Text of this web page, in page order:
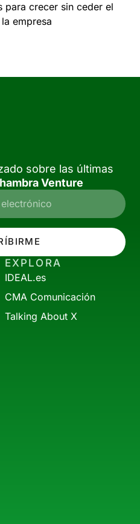
para crecer sin ceder el
empresa
sobre las últimas
Venture
EXPLORA
IDEAL.es
CMA Comunicación
Talking About X